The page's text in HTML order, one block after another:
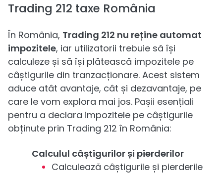
Trading 212 taxe România
În România, Trading 212 nu reține automat
impozitele, iar utilizatorii trebuie să își
calculeze și să își plătească impozitele pe
câștigurile din tranzacționare. Acest sistem
aduce atât avantaje, cât și dezavantaje, pe
care le vom explora mai jos. Pașii esențiali
pentru a declara impozitele pe câștigurile
obținute prin Trading 212 în România:
Calculul câștigurilor și pierderilor
Calculează câștigurile și pierderile